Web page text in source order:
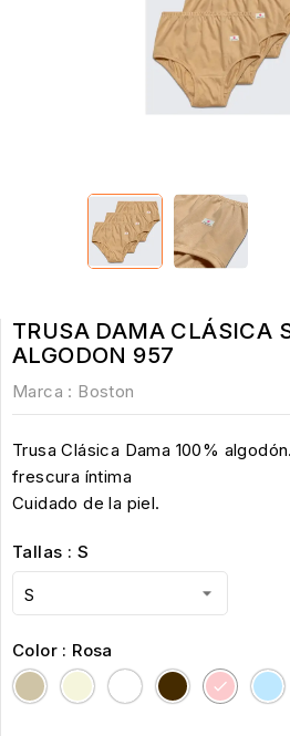
TRUSA DAMA CLÁSICA
ALGODON 957
Marca : Boston
Trusa Clásica Dama 100%
frescura íntima
Cuidado de la piel.
Tallas : S
Color : Rosa
beigeCremaBlancoNegroRosa